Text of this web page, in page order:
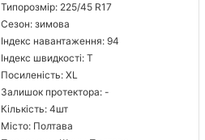
Типорозмір: 225/45 R17
Сезон: зимова
Індекс навантаження: 94
Індекс швидкості: T
Посиленість: XL
Залишок протектора: -
Кількість: 4шт
Місто: Полтава